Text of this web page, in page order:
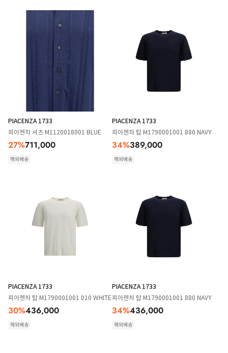
PIACENZA 1733
피아젠차 셔츠 M1120018001 BLUE
27%711,000
해외배송
PIACENZA 1733
피아젠차 탑 M1790001001 880 NAVY
34%389,000
해외배송
PIACENZA 1733
피아젠차 탑 M1790001001 010 WHITE
30%436,000
해외배송
PIACENZA 1733
피아젠차 탑 M1790001001 880 NAVY
34%436,000
해외배송